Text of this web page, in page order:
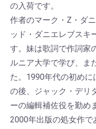
の入荷です。
作者のマーク・Z・ダ
ッド・ダニエレブスキ
す。妹は歌詞で作詞家
ルニア大学で学び、ま
た。1990年代の初め
の後、ジャック・デリ
ーの編輯補佐役を勤め
2000年出版の処女作で